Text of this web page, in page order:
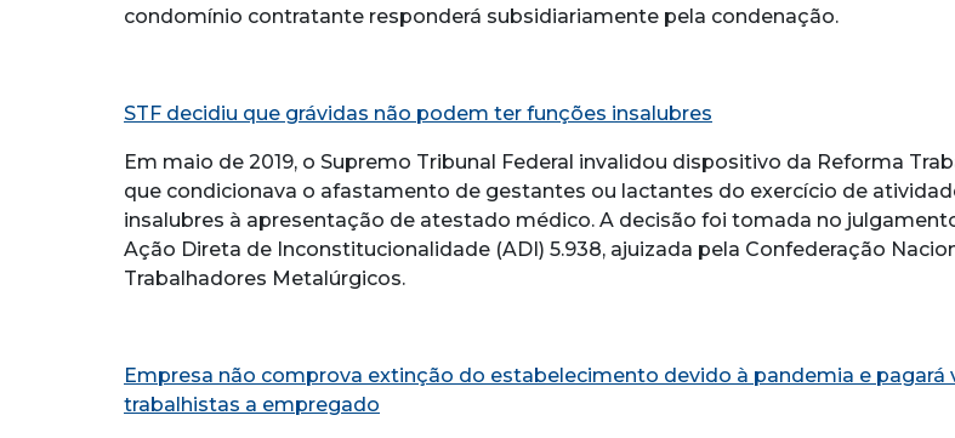
condomínio contratante responderá subsidiariamente pela condenação.
STF decidiu que grávidas não podem ter funções insalubres
Em maio de 2019, o Supremo Tribunal Federal invalidou dispositivo da Reforma
que condicionava o afastamento de gestantes ou lactantes do exercício de
insalubres à apresentação de atestado médico. A decisão foi tomada no
Ação Direta de Inconstitucionalidade (ADI) 5.938, ajuizada pela Confederação
Trabalhadores Metalúrgicos.
Empresa não comprova extinção do estabelecimento devido à pandemia e pagará
trabalhistas a empregado